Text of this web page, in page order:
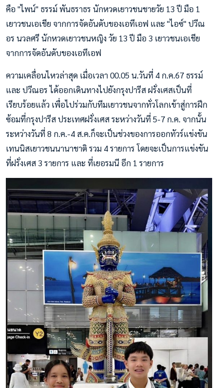
คือ "ไพน์" ธรรม์ พันธราธร นักหวดเยาวชนชายวัย 13 ปี มือ 1
เยาวชนเอเชีย จากการจัดอันดับของเอทีเอฟ และ "ไอซ์" ปวีณ
อร นวลศรี นักหวดเยาวชนหญิง วัย 13 ปี มือ 3 เยาวชนเอเชีย
จากการจัดอันดับของเอทีเอฟ
ความเคลื่อนไหวล่าสุด เมื่อเวลา 00.05 น.วันที่ 4 ก.ค.67 ธรรม์
และ ปวีณอร ได้ออกเดินทางไปยังกรุงปารีส ฝรั่งเศสเป็นที่
เรียบร้อยแล้ว เพื่อไปร่วมกับทีมเยาวชนจากทั่วโลกเข้าสู่การฝึก
ซ้อมที่กรุงปารีส ประเทศฝรั่งเศส ระหว่างวันที่ 5-7 ก.ค. จากนั้น
ระหว่างวันที่ 8 ก.ค.-4 ส.ค.ก็จะเป็นช่วงของการออกทัวร์แข่งขัน
เทนนิสเยาวชนนานาชาติ รวม 4 รายการ โดยจะเป็นการแข่งขัน
ที่ฝรั่งเศส 3 รายการ และ ที่เยอรมนี อีก 1 รายการ